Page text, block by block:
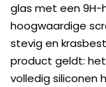
glas met een 9H-
hoogwaardige
stevig en
product geldt:
volledig siliconen